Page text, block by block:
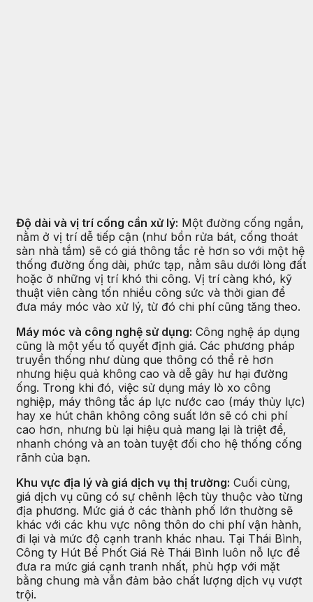
Độ dài và vị trí cống cần xử lý: Một đường cống ngắn,
nằm ở vị trí dễ tiếp cận (như bồn rửa bát, cống thoát
sàn nhà tắm) sẽ có giá thông tắc rẻ hơn so với một hệ
thống đường ống dài, phức tạp, nằm sâu dưới lòng đất
hoặc ở những vị trí khó thi công. Vị trí càng khó, kỹ
thuật viên càng tốn nhiều công sức và thời gian để
đưa máy móc vào xử lý, từ đó chi phí cũng tăng theo.
Máy móc và công nghệ sử dụng: Công nghệ áp dụng
cũng là một yếu tố quyết định giá. Các phương pháp
truyền thống như dùng que thông có thể rẻ hơn
nhưng hiệu quả không cao và dễ gây hư hại đường
ống. Trong khi đó, việc sử dụng máy lò xo công
nghiệp, máy thông tắc áp lực nước cao (máy thủy lực)
hay xe hút chân không công suất lớn sẽ có chi phí
cao hơn, nhưng bù lại hiệu quả mang lại là triệt để,
nhanh chóng và an toàn tuyệt đối cho hệ thống cống
rãnh của bạn.
Khu vực địa lý và giá dịch vụ thị trường: Cuối cùng,
giá dịch vụ cũng có sự chênh lệch tùy thuộc vào từng
địa phương. Mức giá ở các thành phố lớn thường sẽ
khác với các khu vực nông thôn do chi phí vận hành,
đi lại và mức độ cạnh tranh khác nhau. Tại Thái Bình,
Công ty Hút Bể Phốt Giá Rẻ Thái Bình luôn nỗ lực để
đưa ra mức giá cạnh tranh nhất, phù hợp với mặt
bằng chung mà vẫn đảm bảo chất lượng dịch vụ vượt
trội.